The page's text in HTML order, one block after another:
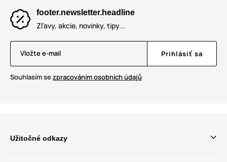
footer.newsletter.headline
Zľavy, akcie, novinky, tipy...
Vložte e-mail Prihlásiť sa
Souhlasím sezpracováním osobních údajů
Užitočné odkazy